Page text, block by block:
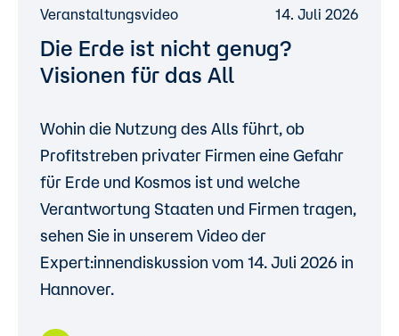
Veranstaltungsvideo 14. Juli 2026
Die Erde ist nicht genug?
Visionen für das All
Wohin die Nutzung des Alls führt, ob
Profitstreben privater Firmen eine Gefahr
für Erde und Kosmos ist und welche
Verantwortung Staaten und Firmen tragen,
sehen Sie in unserem Video der
Expert:innendiskussion vom 14. Juli 2026 in
Hannover.